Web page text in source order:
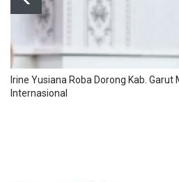
Irine Yusiana Roba Dorong Kab.
Internasional